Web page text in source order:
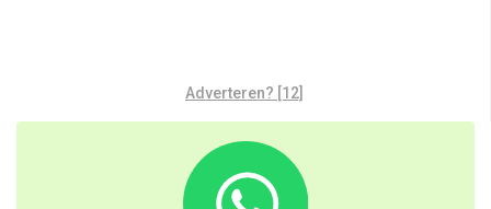
Adverteren? [12]